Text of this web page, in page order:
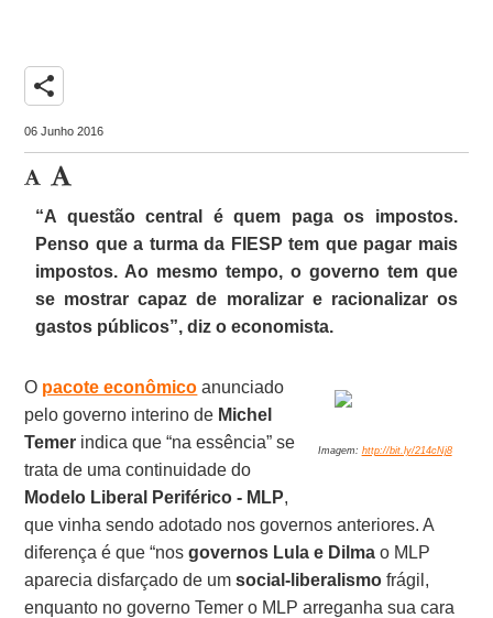
share
06 Junho 2016
“A questão central é quem paga os impostos.
Penso que a turma da FIESP tem que pagar mais
impostos. Ao mesmo tempo, o governo tem que
se mostrar capaz de moralizar e racionalizar os
gastos públicos”, diz o economista.
Imagem: http://bit.ly/214cNj8
O pacote econômico anunciado
pelo governo interino de Michel
Temer indica que “na essência” se
trata de uma continuidade do
Modelo Liberal Periférico - MLP,
que vinha sendo adotado nos governos anteriores. A
diferença é que “nosgovernos Lula e Dilma o MLP
aparecia disfarçado de umsocial-liberalismo frágil,
enquanto no governo Temer o MLP arreganha sua cara